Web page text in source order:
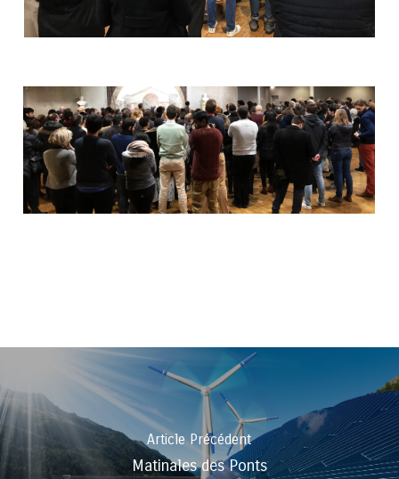
Article Précédent
Matinales des Ponts